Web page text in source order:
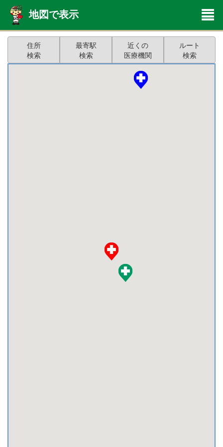
地図で表示
住所
検索
最寄駅
検索
近くの
医療機関
ルート
検索